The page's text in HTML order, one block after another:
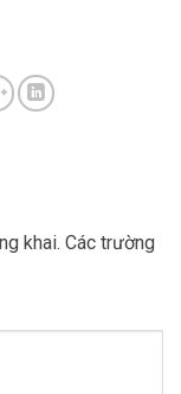
khai. Các trường